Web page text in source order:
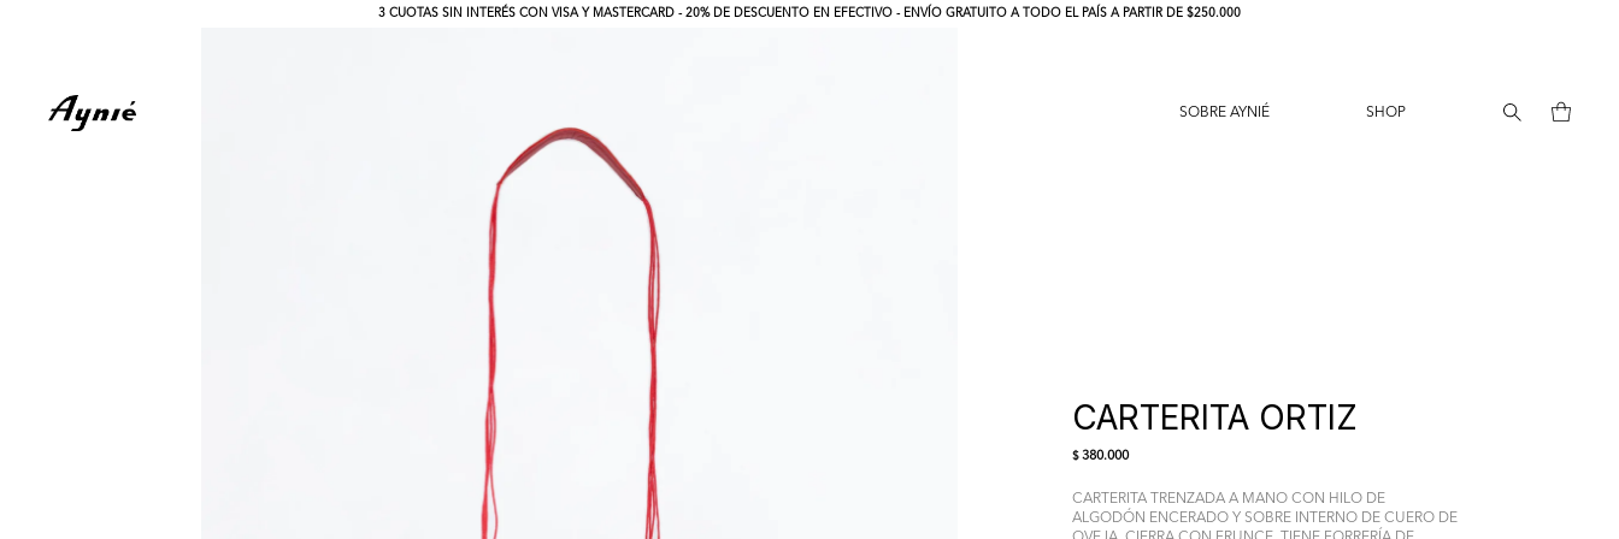
3 CUOTAS SIN INTERÉS CON VISA Y MASTERCARD - 20% DE DESCUENTO EN EFECTIVO - ENVÍO GRATUITO A TODO EL PAÍS A PARTIR DE $250.000
SOBRE AYNIÉ SHOP
CARTERITA ORTIZ
$ 380.000
CARTERITA TRENZADA A MANO CON HILO DE
ALGODÓN ENCERADO Y SOBRE INTERNO DE CUERO DE